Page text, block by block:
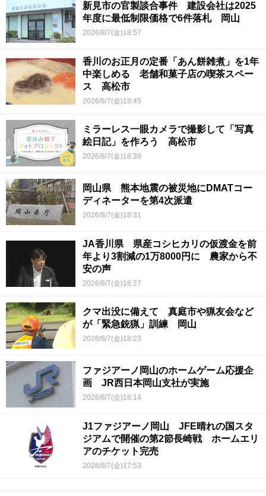
新見市の官製談合事件 建設会社は2025
年度に最低制限価格で6件落札 岡山
2026/8/7(金)18:57
香川のお正月の定番「あん餅雑煮」を1年
中楽しめる 老舗和菓子店の喫茶スペー
ス 高松市
2026/8/7(金)18:45
ミラーレス一眼カメラで撮影して「写真
絵日記」を作ろう 高松市
2026/8/7(金)18:39
岡山県 熊本地震の被災地にDMATコー
ディネーターを第4次派遣
2026/8/7(金)18:31
JA香川県 県産コシヒカリの仮渡金を前
年より3割減の1万8000円に 農家から不
安の声
2026/8/7(金)18:27
クマ出没に備えて 真庭市や猟友会など
が「緊急銃猟」訓練 岡山
2026/8/7(金)18:23
ファジアーノ岡山のホームゲーム応援企
画 JR西日本岡山支社が実施
2026/8/7(金)18:14
J1ファジアーノ岡山 JFE晴れの国スタ
ジアムで開催の第2節長崎戦 ホームエリ
アのチケット完売
2026/8/7(金)17:53